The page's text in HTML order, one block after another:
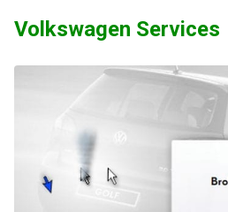
Volkswagen Services